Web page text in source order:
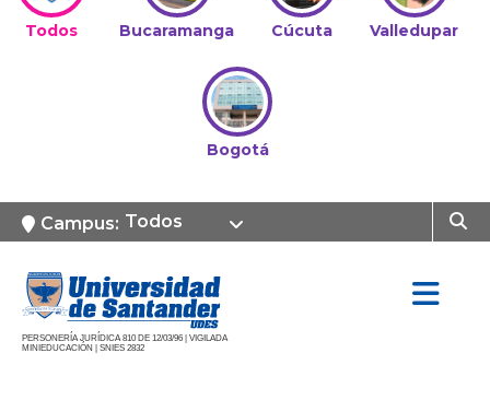
Todos Bucaramanga Cúcuta Valledupar
Bogotá
Campus: Todos
PERSONERÍA JURÍDICA 810 DE 12/03/96 | VIGILADA
MINIEDUCACIÓN | SNIES 2832